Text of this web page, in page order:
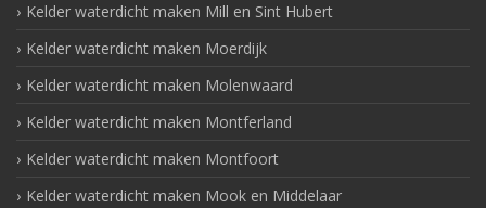
Kelder waterdicht maken Mill en Sint Hubert
Kelder waterdicht maken Moerdijk
Kelder waterdicht maken Molenwaard
Kelder waterdicht maken Montferland
Kelder waterdicht maken Montfoort
Kelder waterdicht maken Mook en Middelaar